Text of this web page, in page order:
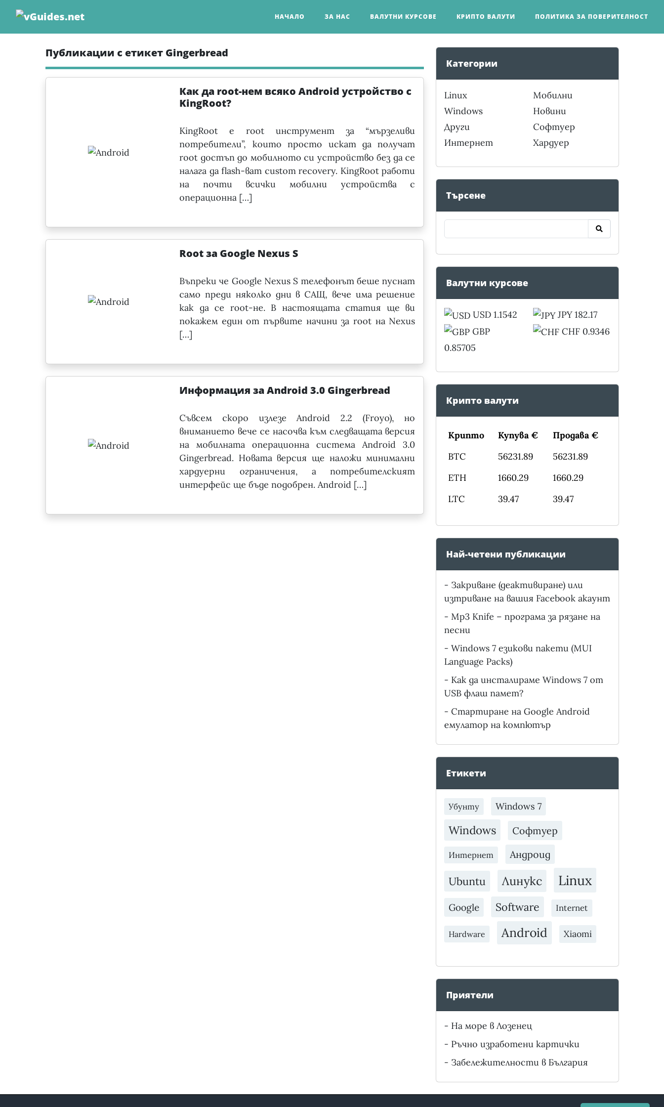
content
НАЧАЛО ЗА НАС ВАЛУТНИ КУРСОВЕ КРИПТО ВАЛУТИ ПОЛИТИКА ЗА ПОВЕРИТЕЛНОСТ
Публикации с етикет Gingerbread
Как да root-нем всяко Android устройство с
KingRoot?
KingRoot е root инструмент за “мързеливи
потребители”, които просто искат да получат
root достъп до мобилното си устройство без да се
налага да flash-ват custom recovery. KingRoot работи
на почти всички мобилни устройства с
операционна […]
Root за Google Nexus S
Въпреки че Google Nexus S телефонът беше пуснат
само преди няколко дни в САЩ, вече има решение
как да се root-не. В настоящата статия ще ви
покажем един от първите начини за root на Nexus
[…]
Информация за Android 3.0 Gingerbread
Съвсем скоро излезе Android 2.2 (Froyo), но
вниманието вече се насочва към следващата версия
на мобилната операционна система Android 3.0
Gingerbread. Новата версия ще наложи минимални
хардуерни ограничения, а потребителският
интерфейс ще бъде подобрен. Android […]
Категории
Linux
Windows
Други
Интернет
Мобилни
Новини
Софтуер
Хардуер
Търсене
Валутни курсове
USD 1.1542
GBP
0.85705
JPY 182.17
CHF 0.9346
Крипто валути
Крипто Купува €
Продава €
BTC
56231.89
56231.89
ETH
1660.29
1660.29
LTC
39.47 39.47
Най-четени публикации
- Закриване (деактивиране) или
изтриване на вашия Facebook акаунт
- Mp3 Knife – програма за рязане на
песни
- Windows 7 езикови пакети (MUI
Language Packs)
- Как да инсталираме Windows 7 от
USB флаш памет?
- Стартиране на Google Android
емулатор на компютър
Етикети
Убунту Windows 7
Windows Софтуер
Интернет Андроид
Ubuntu Линукс Linux
Google Software Internet
Hardware Android Xiaomi
Приятели
- На море в Лозенец
- Ръчно изработени картички
- Забележителности в България